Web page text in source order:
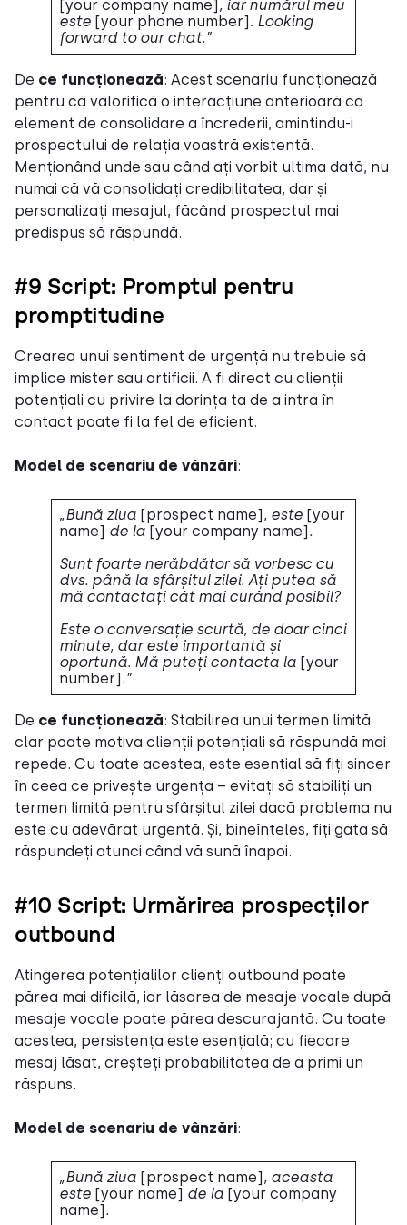
[your company name] , iar numărul meu
este [your phone number]. Looking
forward to our chat.”
De ce funcționează: Acest scenariu funcționează
pentru că valorifică o interacțiune anterioară ca
element de consolidare a încrederii, amintindu-i
prospectului de relația voastră existentă.
Menționând unde sau când ați vorbit ultima dată, nu
numai că vă consolidați credibilitatea, dar și
personalizați mesajul, făcând prospectul mai
predispus să răspundă.
#9 Script: Promptul pentru
promptitudine
Crearea unui sentiment de urgență nu trebuie să
implice mister sau artificii. A fi direct cu clienții
potențiali cu privire la dorința ta de a intra în
contact poate fi la fel de eficient.
Model de scenariu de vânzări:
„Bună ziua [prospect name], este [your
name] de la [your company name].
Sunt foarte nerăbdător să vorbesc cu
dvs. până la sfârșitul zilei. Ați putea să
mă contactați cât mai curând posibil?
Este o conversație scurtă, de doar cinci
minute, dar este importantă și
oportună. Mă puteți contacta la [your
number].”
De ce funcționează: Stabilirea unui termen limită
clar poate motiva clienții potențiali să răspundă mai
repede. Cu toate acestea, este esențial să fiți sincer
în ceea ce privește urgența – evitați să stabiliți un
termen limită pentru sfârșitul zilei dacă problema nu
este cu adevărat urgentă. Și, bineînțeles, fiți gata să
răspundeți atunci când vă sună înapoi.
#10 Script: Urmărirea prospecților
outbound
Atingerea potențialilor clienți outbound poate
părea mai dificilă, iar lăsarea de mesaje vocale după
mesaje vocale poate părea descurajantă. Cu toate
acestea, persistența este esențială; cu fiecare
mesaj lăsat, creșteți probabilitatea de a primi un
răspuns.
Model de scenariu de vânzări:
„Bună ziua [prospect name], aceasta
este [your name] de la [your company
name].